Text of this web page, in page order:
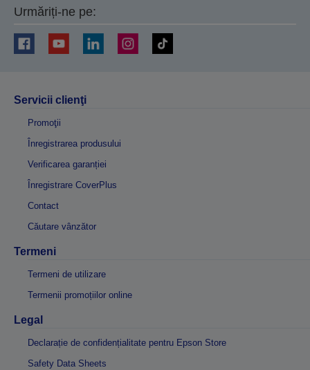
Urmăriți-ne pe:
Servicii clienţi
Promoţii
Înregistrarea produsului
Verificarea garanției
Înregistrare CoverPlus
Contact
Căutare vânzător
Termeni
Termeni de utilizare
Termenii promoțiilor online
Legal
Declarație de confidențialitate pentru Epson Store
Safety Data Sheets